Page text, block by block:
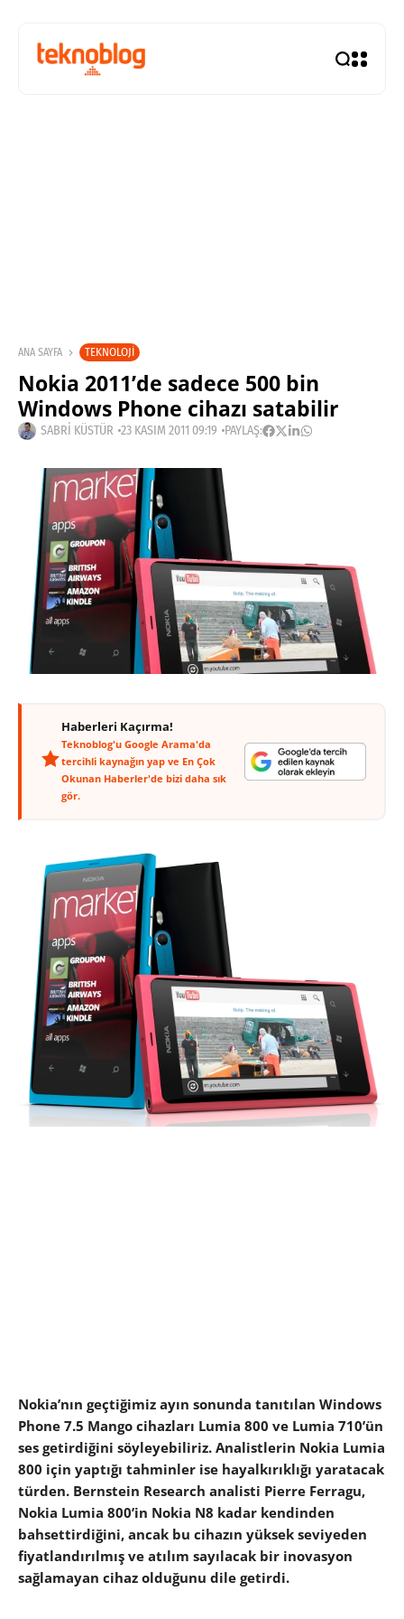
ANA SAYFA TEKNOLOJI
Nokia 2011’de sadece 500 bin
Windows Phone cihazı satabilir
SABRI KÜSTÜR 23 KASIM 2011 09:19 PAYLAŞ:
Haberleri Kaçırma!
Teknoblog'u Google Arama'da
tercihli kaynağın yap ve En Çok
Okunan Haberler'de bizi daha sık
gör.
Nokia’nın geçtiğimiz ayın sonunda tanıtılan Windows
Phone 7.5 Mango cihazları Lumia 800 ve Lumia 710’ün
ses getirdiğini söyleyebiliriz. Analistlerin Nokia Lumia
800 için yaptığı tahminler ise hayalkırıklığı yaratacak
türden. Bernstein Research analisti Pierre Ferragu,
Nokia Lumia 800’in Nokia N8 kadar kendinden
bahsettirdiğini, ancak bu cihazın yüksek seviyeden
fiyatlandırılmış ve atılım sayılacak bir inovasyon
sağlamayan cihaz olduğunu dile getirdi.